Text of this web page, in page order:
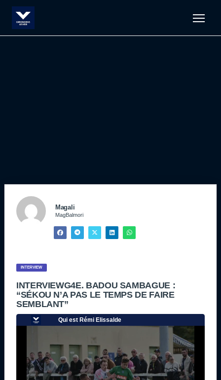
Magali
MagBalmori
INTERVIEW
INTERVIEWG4E. BADOU SAMBAGUE :
“SÉKOU N’A PAS LE TEMPS DE FAIRE
SEMBLANT”